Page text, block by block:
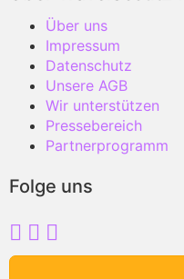
Über uns
Impressum
Datenschutz
Unsere AGB
Wir unterstützen
Pressebereich
Partnerprogramm
Folge uns